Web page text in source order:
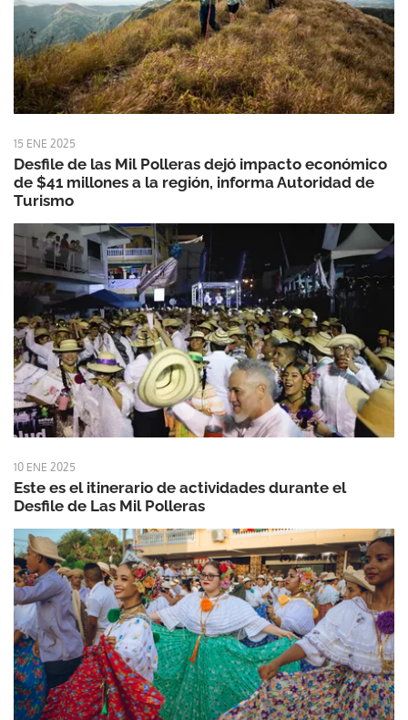
15 ENE 2025
Desfile de las Mil Polleras dejó impacto económico
de $41 millones a la región, informa Autoridad de
Turismo
10 ENE 2025
Este es el itinerario de actividades durante el
Desfile de Las Mil Polleras